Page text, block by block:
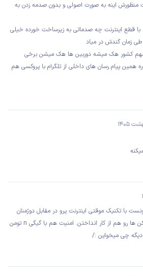
اینه به صورت اصولی و بدون صدمه زدن به
با قطع اینترنت چه صدماتی به زیرساخت خورده خیلی
زمان گندش در میاد
کشور هک میشه دوربین ها هک میشن برخی
پیام رسان های داخلی از تلگرام با پروکسی هم
با تکنیک موقتی اینترنت پرو در مقابل دوژمنان
ایستادگی کنه. فیلتر شکن ها رو هم از کار انداختن. امنیت هم با گیگی n تومن
چی میخواین :/